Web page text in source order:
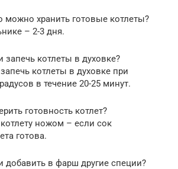
можно хранить готовые котлеты?
– 2-3 дня.
котлеты в духовке?
котлеты в духовке при
в течение 20-25 минут.
готовность котлет?
ножом – если сок
готова.
в фарш другие специи?